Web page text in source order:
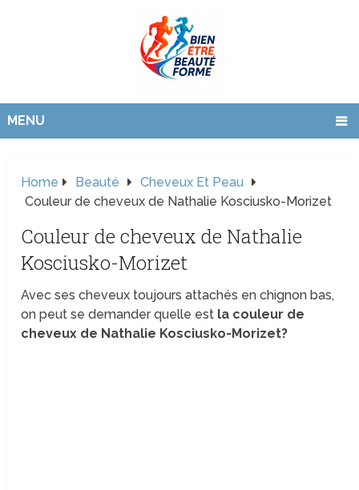
MENU
Home Beauté
Cheveux Et Peau
Couleur de cheveux de Nathalie Kosciusko-Morizet
Couleur de cheveux de Nathalie
Kosciusko-Morizet
Avec ses cheveux toujours attachés en chignon bas,
on peut se demander quelle est la couleur de
cheveux de Nathalie Kosciusko-Morizet?